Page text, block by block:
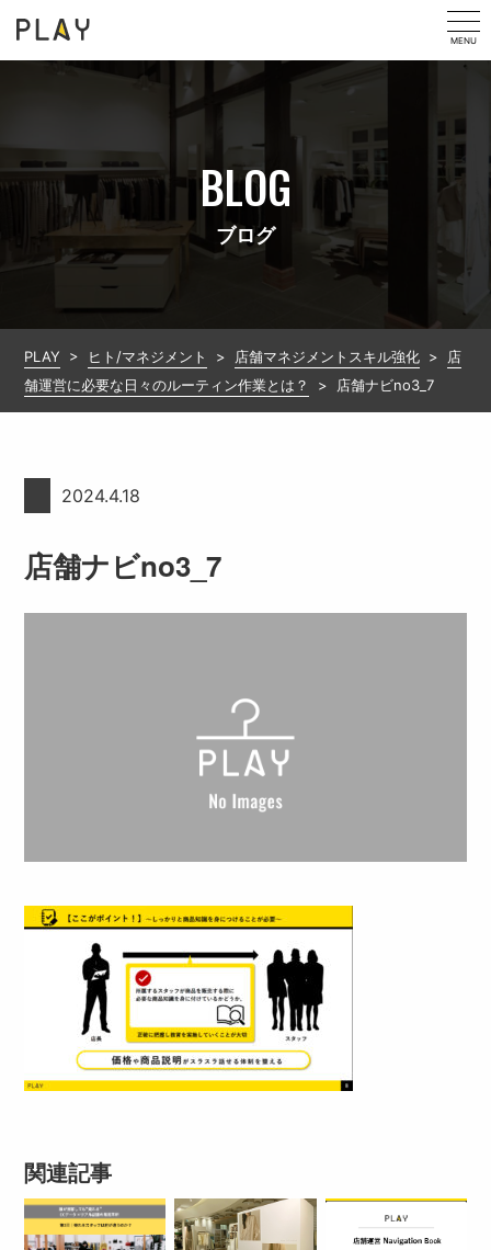
MENU
BLOG
ブログ
PLAY > ヒト/マネジメント > 店舗マネジメントスキル強化 > 店
舗運営に必要な日々のルーティン作業とは？
> 店舗ナビno3_7
2024.4.18
店舗ナビno3_7
関連記事